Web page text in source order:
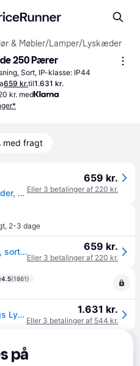
& Møbler/Lamper/Lyskæder
250 Pærer
Sort, IP-klasse: IP44
659 kr.til1.631 kr.
kr. med
med fragt
twinkly Twinkly RGB lyskæder, sort, 250 lys 20m Twinkly, dæmpbar, Sort, Plast
659 kr.
Eller 3 betalinger af 220 kr.
, 2-3 dage
twinkly Twinkly RGB lyskæder, sort, 250 lys 20m Twinkly, dæmpbar, Sort, Plast 659 kr.
Eller 3 betalinger af 220 kr.
4.5(1861)
(ComputerSalg) Twinkly Strings Lyskæde 250 Multicolor RGB - 20 meter - 250 LEDer 1.631 kr.
Eller 3 betalinger af 544 kr.
på